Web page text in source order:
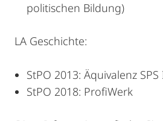
politischen Bildung)
LA Geschichte:
StPO 2013: Äquivalenz
StPO 2018: ProfiWerk